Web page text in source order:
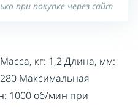
при покупке через сайт
кг: 1,2 Длина, мм:
Максимальная
1000 об/мин при